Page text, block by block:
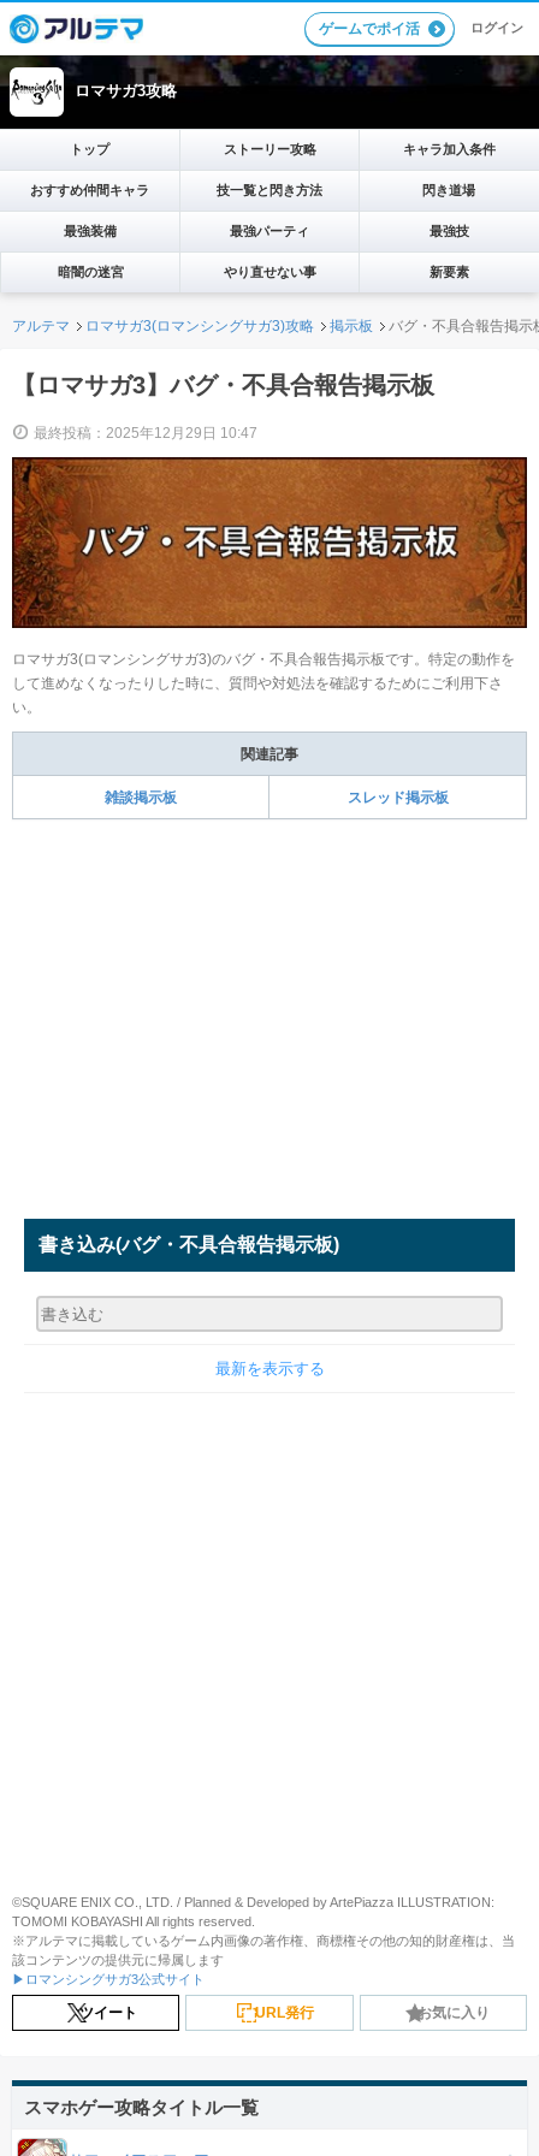
ゲームでポイ活 ログイン
ロマサガ3攻略
トップ ストーリー攻略 キャラ加入条件
おすすめ仲間キャラ 技一覧と閃き方法 閃き道場
最強装備 最強パーティ 最強技
暗闇の迷宮 やり直せない事 新要素
アルテマ ロマサガ3(ロマンシングサガ3)攻略 掲示板 バグ・不具合報告掲示
【ロマサガ3】バグ・不具合報告掲示板
最終投稿：2025年12月29日 10:47
ロマサガ3(ロマンシングサガ3)のバグ・不具合報告掲示板です。特定の動作を
して進めなくなったりした時に、質問や対処法を確認するためにご利用下さ
い。
関連記事
雑談掲示板 スレッド掲示板
書き込み(バグ・不具合報告掲示板)
最新を表示する
©SQUARE ENIX CO., LTD. / Planned & Developed by ArtePiazza ILLUSTRATION:
TOMOMI KOBAYASHI All rights reserved.
※アルテマに掲載しているゲーム内画像の著作権、商標権その他の知的財産権は、当
該コンテンツの提供元に帰属します
▶ロマンシングサガ3公式サイト
ツイート URL発行 お気に入り
スマホゲー攻略タイトル一覧